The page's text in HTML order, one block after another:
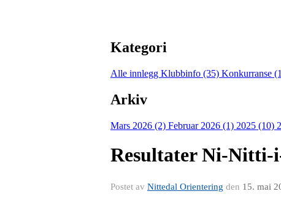
Kategori
Alle innlegg Klubbinfo (35) Konkurranse
Arkiv
Mars 2026 (2) Februar 2026 (1) 2025 (10)
Resultater Ni-Nitti-
Postet av Nittedal Orientering den 15. mai